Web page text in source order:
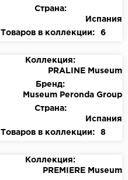
Страна:
Испания
Товаров в коллекции:
6
Коллекция:
PRALINE Museum
Бренд:
Museum Peronda Group
Страна:
Испания
Товаров в коллекции:
8
Коллекция:
PREMIERE Museum